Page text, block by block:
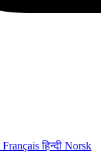
Françaisहिन्दी Norsk